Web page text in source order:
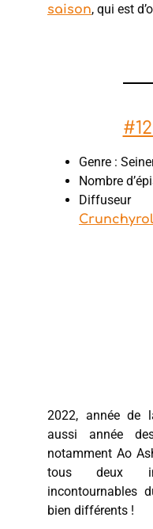
saison, qui est
Genre :
Nombre
Diffuseur
2022, année de
aussi année
notamment Ao
tous deux
incontournables
bien différents !